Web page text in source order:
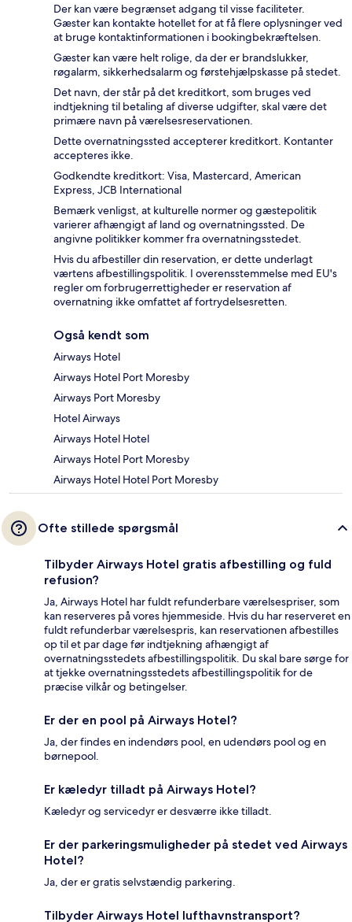
Der kan være begrænset adgang til visse faciliteter.
Gæster kan kontakte hotellet for at få flere oplysninger ved
at bruge kontaktinformationen i bookingbekræftelsen.
Gæster kan være helt rolige, da der er brandslukker,
røgalarm, sikkerhedsalarm og førstehjælpskasse på stedet.
Det navn, der står på det kreditkort, som bruges ved
indtjekning til betaling af diverse udgifter, skal være det
primære navn på værelsesreservationen.
Dette overnatningssted accepterer kreditkort. Kontanter
accepteres ikke.
Godkendte kreditkort: Visa, Mastercard, American
Express, JCB International
Bemærk venligst, at kulturelle normer og gæstepolitik
varierer afhængigt af land og overnatningssted. De
angivne politikker kommer fra overnatningsstedet.
Hvis du afbestiller din reservation, er dette underlagt
værtens afbestillingspolitik. I overensstemmelse med EU's
regler om forbrugerrettigheder er reservation af
overnatning ikke omfattet af fortrydelsesretten.
Også kendt som
Airways Hotel
Airways Hotel Port Moresby
Airways Port Moresby
Hotel Airways
Airways Hotel Hotel
Airways Hotel Port Moresby
Airways Hotel Hotel Port Moresby
Ofte stillede spørgsmål
Tilbyder Airways Hotel gratis afbestilling og fuld
refusion?
Ja, Airways Hotel har fuldt refunderbare værelsespriser, som
kan reserveres på vores hjemmeside. Hvis du har reserveret en
fuldt refunderbar værelsespris, kan reservationen afbestilles
op til et par dage før indtjekning afhængigt af
overnatningsstedets afbestillingspolitik. Du skal bare sørge for
at tjekke overnatningsstedets afbestillingspolitik for de
præcise vilkår og betingelser.
Er der en pool på Airways Hotel?
Ja, der findes en indendørs pool, en udendørs pool og en
børnepool.
Er kæledyr tilladt på Airways Hotel?
Kæledyr og servicedyr er desværre ikke tilladt.
Er der parkeringsmuligheder på stedet ved Airways
Hotel?
Ja, der er gratis selvstændig parkering.
Tilbyder Airways Hotel lufthavnstransport?